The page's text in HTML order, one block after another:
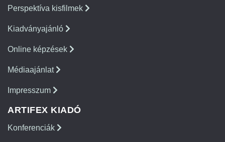
Perspektíva kisfilmek
Kiadványajánló
Online képzések
Médiaajánlat
Impresszum
ARTIFEX KIADÓ
Konferenciák